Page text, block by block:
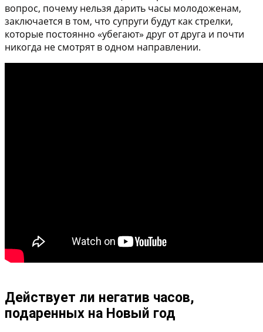
вопрос, почему нельзя дарить часы молодоженам,
заключается в том, что супруги будут как стрелки,
которые постоянно «убегают» друг от друга и почти
никогда не смотрят в одном направлении.
Действует ли негатив часов,
подаренных на Новый год